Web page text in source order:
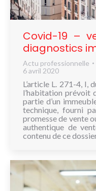
NOUS
CONNAÎTRE
CONTACT
Covid-19 –
diagnostics
Actu professionnelle
6 avril 2020
L’article L. 271-4, I,
l’habitation prévoit
partie d’un
technique, fourni
promesse de vente
authentique de
contenu de ce